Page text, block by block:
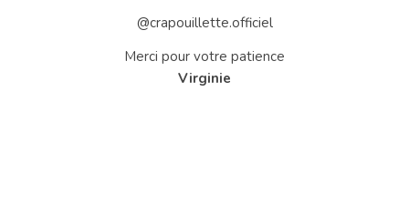
@crapouillette.officiel
Merci pour votre patience
Virginie